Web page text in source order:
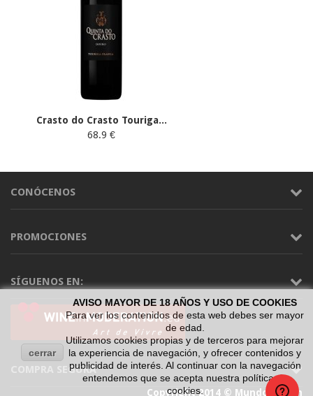
Crasto do Crasto Touriga...
68.9 €
CONÓCENOS
PROMOCIONES
SÍGUENOS EN:
COMPRA SEGURA
cerrar
AVISO MAYOR DE 18 AÑOS Y USO DE COOKIES
Para ver los contenidos de esta web debes ser mayor
de edad.
Utilizamos cookies propias y de terceros para mejorar
la experiencia de navegación, y ofrecer contenidos y
publicidad de interés. Al continuar con la navegación
entendemos que se acepta nuestra política de
cookies.
Copyright 2014 © Mundo Vinum